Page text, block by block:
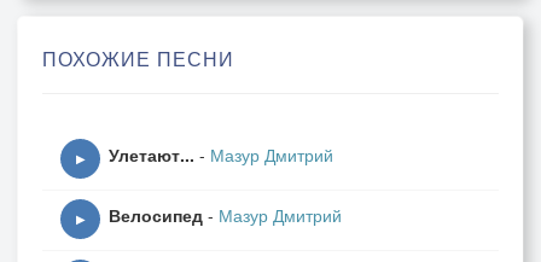
Блуждать
Зима
Спешим
ПОХОЖИЕ ПЕСНИ
▶ Улетают... - Мазур Дмитрий
▶ Велосипед - Мазур Дмитрий